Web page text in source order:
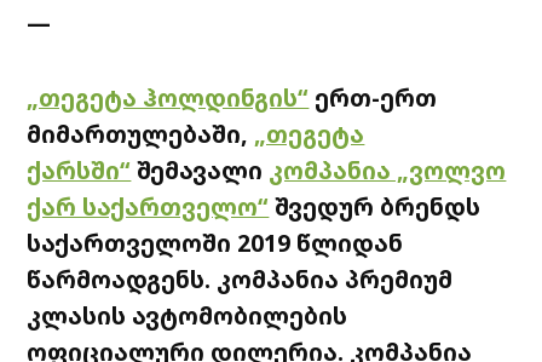
—
„თეგეტა ჰოლდინგის“ ერთ-ერთ
მიმართულებაში, „თეგეტა
ქარსში“შემავალი კომპანია „ვოლვო
ქარ საქართველო“ შვედურ ბრენდს
საქართველოში 2019 წლიდან
წარმოადგენს. კომპანია პრემიუმ
კლასის ავტომობილების
ოფიციალური დილერია. კომპანია